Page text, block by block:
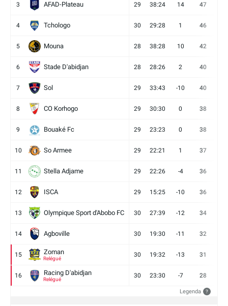
3 AFAD-Plateau 29 38:24 14 47
4 Tchologo 30 29:28 1 46
5 Mouna 28 38:28 10 42
6 Stade D'abidjan 28 28:26 2 40
7 Sol 29 33:43 -10 40
8 CO Korhogo 29 30:30 0 38
9 Bouaké Fc 29 23:23 0 38
10 So Armee 29 22:21 1 37
11 Stella Adjame 29 22:26 -4 36
12 ISCA 29 15:25 -10 36
13 Olympique Sport d'Abobo FC 30 27:39 -12 34
14 Agboville 30 19:30 -11 32
15 Zoman
Relégué
30 19:32 -13 31
16 Racing D'abidjan
Relégué
30 23:30 -7 28
Legenda ?